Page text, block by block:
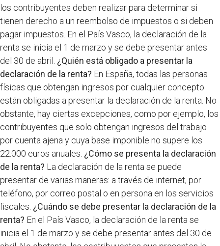
los contribuyentes deben realizar para determinar si
tienen derecho a un reembolso de impuestos o si deben
pagar impuestos. En el País Vasco, la declaración de la
renta se inicia el 1 de marzo y se debe presentar antes
del 30 de abril. ¿Quién está obligado a presentar la
declaración de la renta? En España, todas las personas
físicas que obtengan ingresos por cualquier concepto
están obligadas a presentar la declaración de la renta. No
obstante, hay ciertas excepciones, como por ejemplo, los
contribuyentes que solo obtengan ingresos del trabajo
por cuenta ajena y cuya base imponible no supere los
22.000 euros anuales. ¿Cómo se presenta la declaración
de la renta? La declaración de la renta se puede
presentar de varias maneras: a través de internet, por
teléfono, por correo postal o en persona en los servicios
fiscales. ¿Cuándo se debe presentar la declaración de la
renta? En el País Vasco, la declaración de la renta se
inicia el 1 de marzo y se debe presentar antes del 30 de